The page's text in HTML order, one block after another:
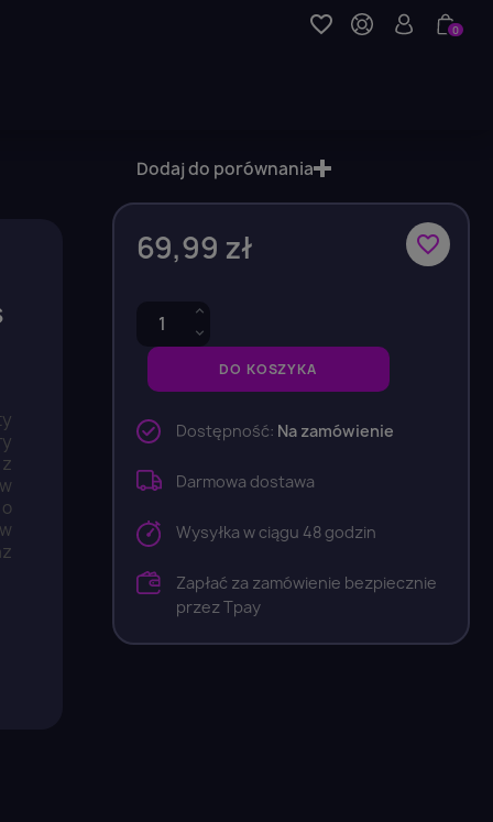
favorite_border 0
favorite_border
69,99 zł
DO KOSZYKA
Dodaj do porównania
Dostępność: Na zamówienie
Darmowa dostawa
Wysyłka w ciągu 48 godzin
Zapłać za zamówienie bezpiecznie
przez Tpay